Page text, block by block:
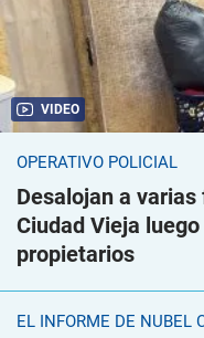
VIDEO
OPERATIVO POLICIAL
Desalojan a
Ciudad Vieja
propietarios
EL INFORME DE NUBEL